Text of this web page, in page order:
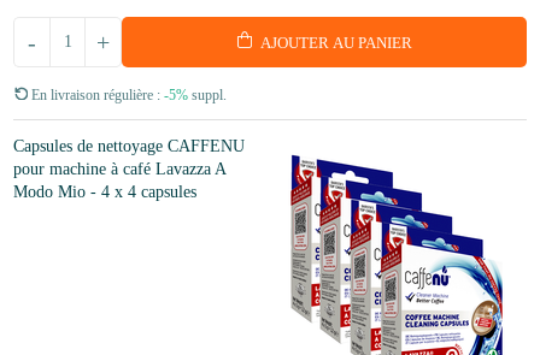
+
- AJOUTER AU PANIER
En livraison régulière : -5% suppl.
Capsules de nettoyage CAFFENU
pour machine à café Lavazza A
Modo Mio - 4 x 4 capsules